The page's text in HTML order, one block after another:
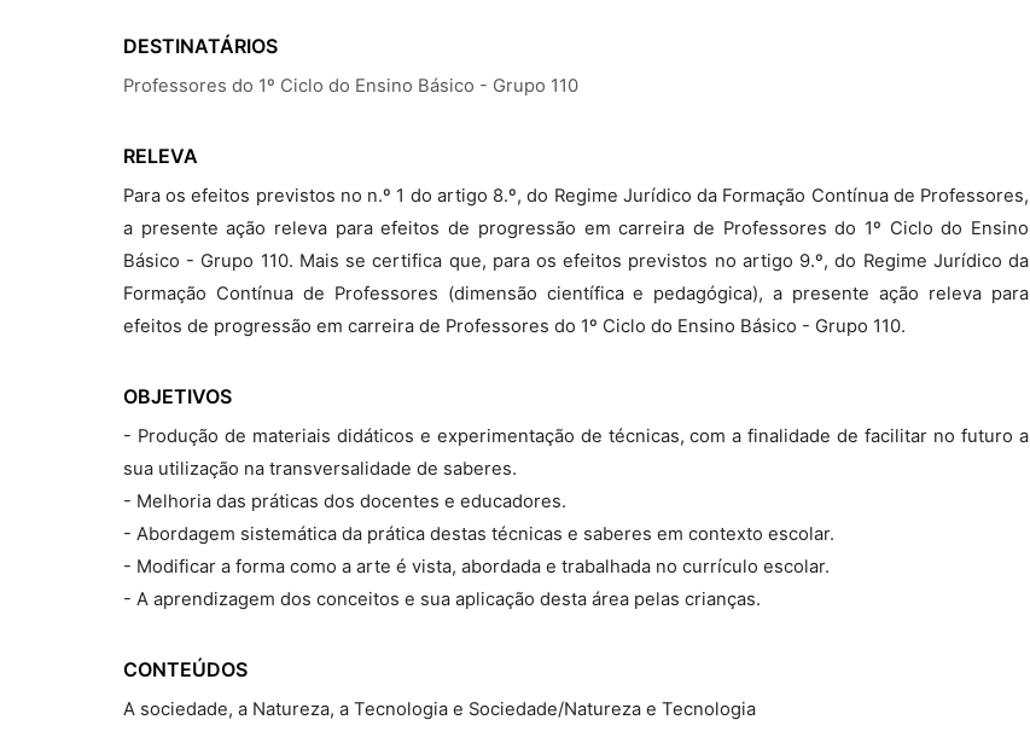
DESTINATÁRIOS
Professores do 1º Ciclo do Ensino Básico - Grupo 110
RELEVA
Para os efeitos previstos no n.º 1 do artigo 8.º, do Regime Jurídico da Formação Contínua de Professores,
a presente ação releva para efeitos de progressão em carreira de Professores do 1º Ciclo do Ensino
Básico - Grupo 110. Mais se certifica que, para os efeitos previstos no artigo 9.º, do Regime Jurídico da
Formação Contínua de Professores (dimensão científica e pedagógica), a presente ação releva para
efeitos de progressão em carreira de Professores do 1º Ciclo do Ensino Básico - Grupo 110.
OBJETIVOS
- Produção de materiais didáticos e experimentação de técnicas, com a finalidade de facilitar no futuro a
sua utilização na transversalidade de saberes.
- Melhoria das práticas dos docentes e educadores.
- Abordagem sistemática da prática destas técnicas e saberes em contexto escolar.
- Modificar a forma como a arte é vista, abordada e trabalhada no currículo escolar.
- A aprendizagem dos conceitos e sua aplicação desta área pelas crianças.
CONTEÚDOS
A sociedade, a Natureza, a Tecnologia e Sociedade/Natureza e Tecnologia